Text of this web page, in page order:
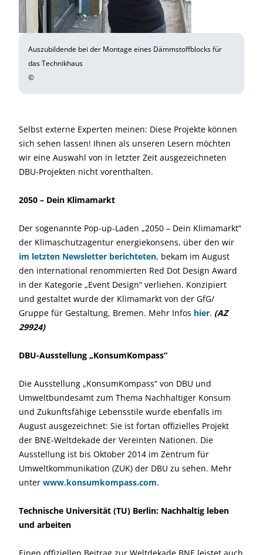
Auszubildende bei der Montage eines Dämmstoffblocks für
das Technikhaus
©
Selbst externe Experten meinen: Diese Projekte können
sich sehen lassen! Ihnen als unseren Lesern möchten
wir eine Auswahl von in letzter Zeit ausgezeichneten
DBU-Projekten nicht vorenthalten.
2050 – Dein Klimamarkt
Der sogenannte Pop-up-Laden „2050 – Dein Klimamarkt“
der Klimaschutzagentur energiekonsens, über den wir
im letzten Newsletter berichteten, bekam im August
den international renommierten Red Dot Design Award
in der Kategorie „Event Design“ verliehen. Konzipiert
und gestaltet wurde der Klimamarkt von der GfG/
Gruppe für Gestaltung, Bremen. Mehr Infos hier. (AZ
29924)
DBU-Ausstellung „KonsumKompass“
Die Ausstellung „KonsumKompass“ von DBU und
Umweltbundesamt zum Thema Nachhaltiger Konsum
und Zukunftsfähige Lebensstile wurde ebenfalls im
August ausgezeichnet: Sie ist fortan offizielles Projekt
der BNE-Weltdekade der Vereinten Nationen. Die
Ausstellung ist bis Oktober 2014 im Zentrum für
Umweltkommunikation (ZUK) der DBU zu sehen. Mehr
unter www.konsumkompass.com.
Technische Universität (TU) Berlin: Nachhaltig leben
und arbeiten